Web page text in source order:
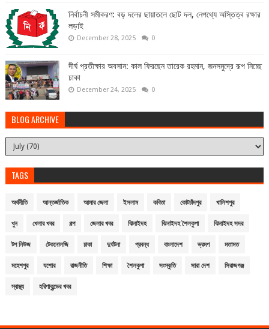
নির্বাচনী সমীকরণ: বড় দলের ছায়াতলে ছোট দল, নেপথ্যে অস্তিত্ব রক্ষার
লড়াই
December 28, 2025 0
দীর্ঘ প্রতীক্ষার অবসান: কাল ফিরছেন তারেক রহমান, জনসমুদ্রে রূপ নিচ্ছে
ঢাকা
December 24, 2025 0
BLOG ARCHIVE
TAGS
অর্থনীতি আন্তর্জাতিক আমার জেলা ইসলাম কবিতা কোটচাঁদপুর খালিশপুর
খুন খেলার খবর গল্প জেলার খবর ঝিনাইদহ ঝিনাইদহ শৈলকুপা ঝিনাইদহ সদর
টপ নিউজ টেকনোলজি ঢাকা দুর্ঘটনা প্রবন্ধ বাংলাদেশ ভ্রমণ মতামত
মহেশপুর যশোর রাজনীতি শিক্ষা শৈলকুপা সংস্কৃতি সারা দেশ সিরাজগঞ্জ
স্বাস্থ্য হরিণাকুন্ডের খবর